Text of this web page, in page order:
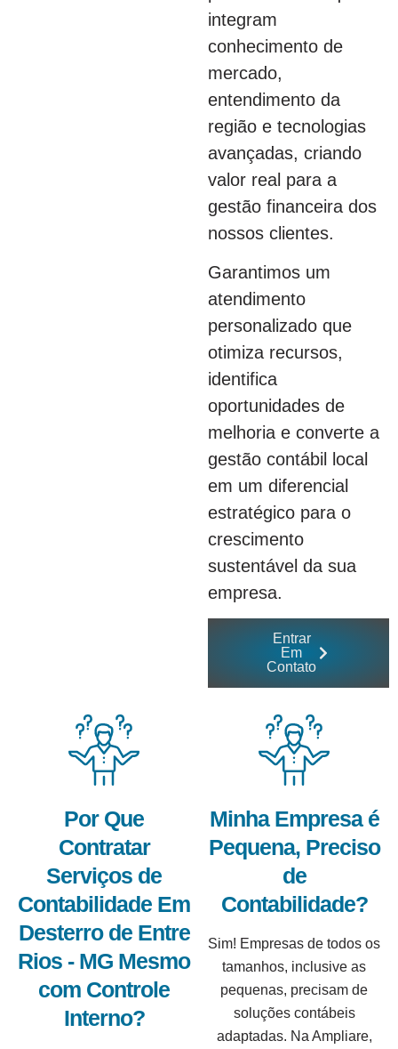
integram
conhecimento de
mercado,
entendimento da
região e tecnologias
avançadas, criando
valor real para a
gestão financeira dos
nossos clientes.
Garantimos um
atendimento
personalizado que
otimiza recursos,
identifica
oportunidades de
melhoria e converte a
gestão contábil local
em um diferencial
estratégico para o
crescimento
sustentável da sua
empresa.
Entrar
Em
Contato
Por Que
Contratar
Serviços de
Contabilidade Em
Desterro de Entre
Rios - MG Mesmo
com Controle
Interno?
Minha Empresa é
Pequena, Preciso
de
Contabilidade?
Sim! Empresas de todos os
tamanhos, inclusive as
pequenas, precisam de
soluções contábeis
adaptadas. Na Ampliare,